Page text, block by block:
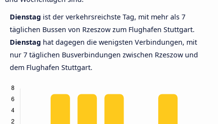
Dienstag ist der verkehrsreichste Tag, mit mehr als 7
täglichen Bussen von Rzeszow zum Flughafen Stuttgart.
Dienstag hat dagegen die wenigsten Verbindungen, mit
nur 7 täglichen Busverbindungen zwischen Rzeszow und
dem Flughafen Stuttgart.